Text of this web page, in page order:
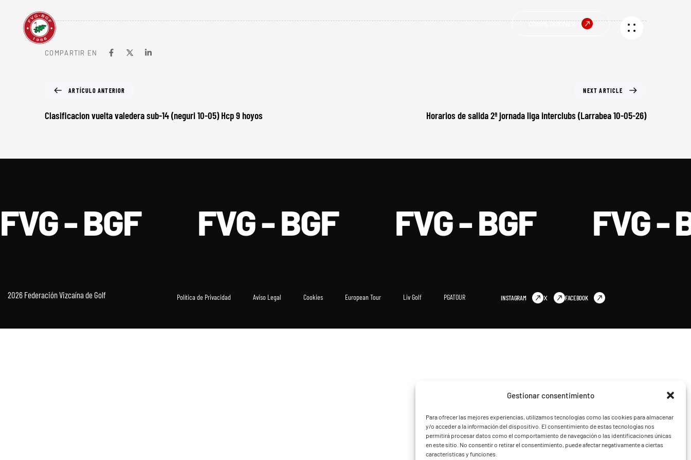
Gestionar consentimiento
Para ofrecer las mejores experiencias, utilizamos tecnologías como las cookies para almacenar
y/o acceder a la información del dispositivo. El consentimiento de estas tecnologías nos
permitirá procesar datos como el comportamiento de navegación o las identificaciones únicas
en este sitio. No consentir o retirar el consentimiento, puede afectar negativamente a ciertas
características y funciones.
COMPETICIONES
COMPARTIR EN
ARTÍCULO ANTERIOR
Clasificacion vuelta valedera sub-14 (neguri 10-05) Hcp 9 hoyos
NEXT ARTICLE
Horarios de salida 2ª jornada liga interclubs (Larrabea 10-05-26)
FVG - BGF FVG - BGF FVG - BGF FVG -
2026 Federación Vizcaína de Golf Política de Privacidad Aviso Legal Cookies European Tour Liv Golf PGATOUR INSTAGRAM X FACEBOOK